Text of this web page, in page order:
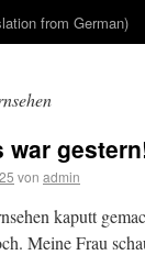
from German)
war
von admin
kaputt
Meine Frau